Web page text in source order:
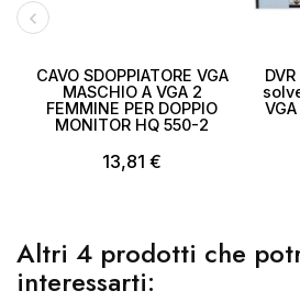
CAVO SDOPPIATORE VGA
MASCHIO A VGA 2
FEMMINE PER DOPPIO
MONITOR HQ 550-2
13,81 €
Altri 4 prodotti che
interessarti: